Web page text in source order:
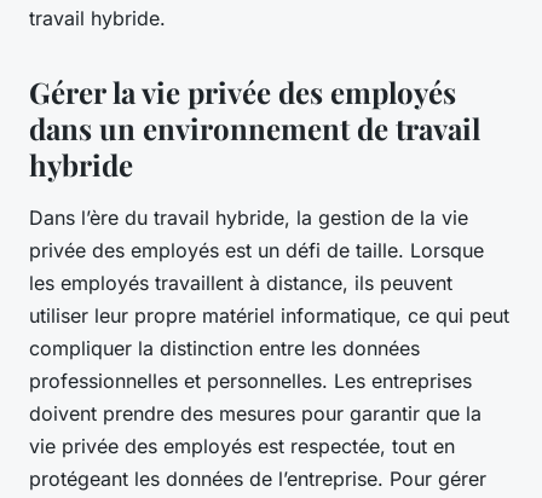
travail hybride.
Gérer la vie privée des employés
dans un environnement de travail
hybride
Dans l’ère du travail hybride, la gestion de la vie
privée des employés est un défi de taille. Lorsque
les employés travaillent à distance, ils peuvent
utiliser leur propre matériel informatique, ce qui peut
compliquer la distinction entre les données
professionnelles et personnelles. Les entreprises
doivent prendre des mesures pour garantir que la
vie privée des employés est respectée, tout en
protégeant les données de l’entreprise. Pour gérer